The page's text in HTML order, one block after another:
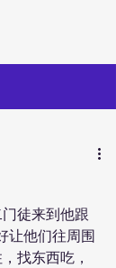
徒来到他跟
让他们往周围
找东西吃，